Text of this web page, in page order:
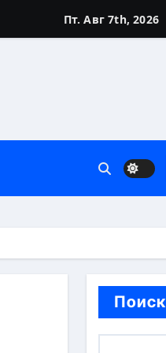
Пт. Авг 7th, 2026
Поиск